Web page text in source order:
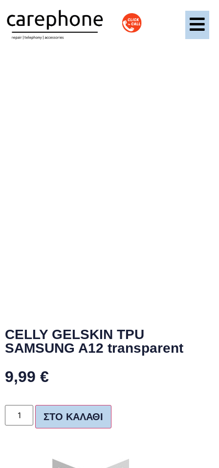
CELLY GELSKIN TPU
SAMSUNG A12 transparent
9,99 €
ΣΤΟ ΚΑΛΆΘΙ